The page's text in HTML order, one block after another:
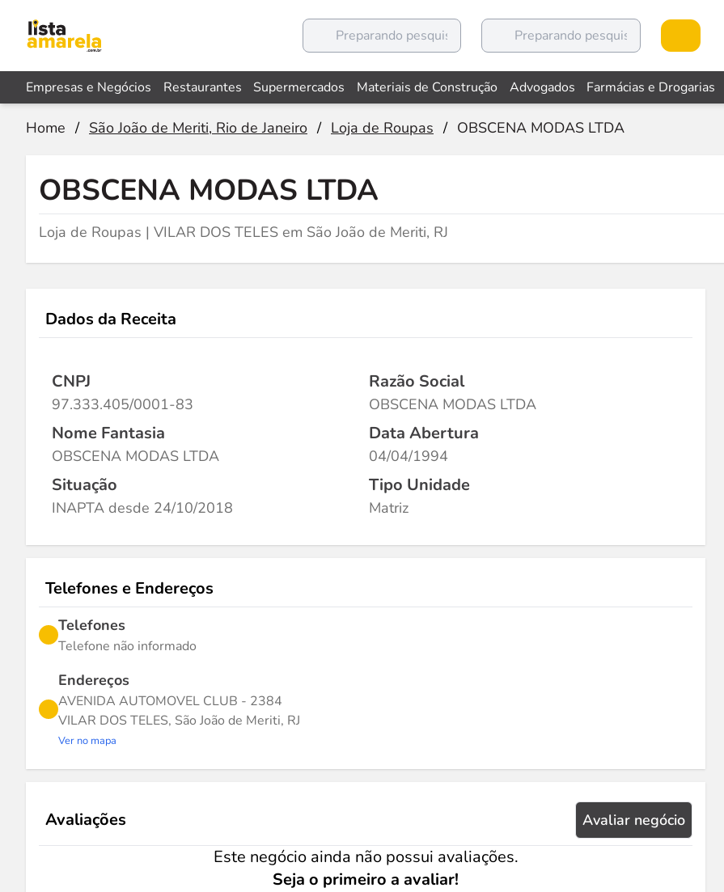
Empresas e Negócios Restaurantes Supermercados Materiais de Construção Advogados Farmácias e Drogarias
Home / São João de Meriti, Rio de Janeiro / Loja de Roupas / OBSCENA MODAS LTDA
OBSCENA MODAS LTDA
Loja de Roupas | VILAR DOS TELES em São João de Meriti, RJ
Dados da Receita
CNPJ
97.333.405/0001-83
Razão Social
OBSCENA MODAS LTDA
Nome Fantasia
OBSCENA MODAS LTDA
Data Abertura
04/04/1994
Situação
INAPTA desde 24/10/2018
Tipo Unidade
Matriz
Telefones e Endereços
Telefones
Telefone não informado
Endereços
AVENIDA AUTOMOVEL CLUB - 2384
VILAR DOS TELES, São João de Meriti, RJ
Ver no mapa
Avaliações Avaliar negócio
Este negócio ainda não possui avaliações.
Seja o primeiro a avaliar!